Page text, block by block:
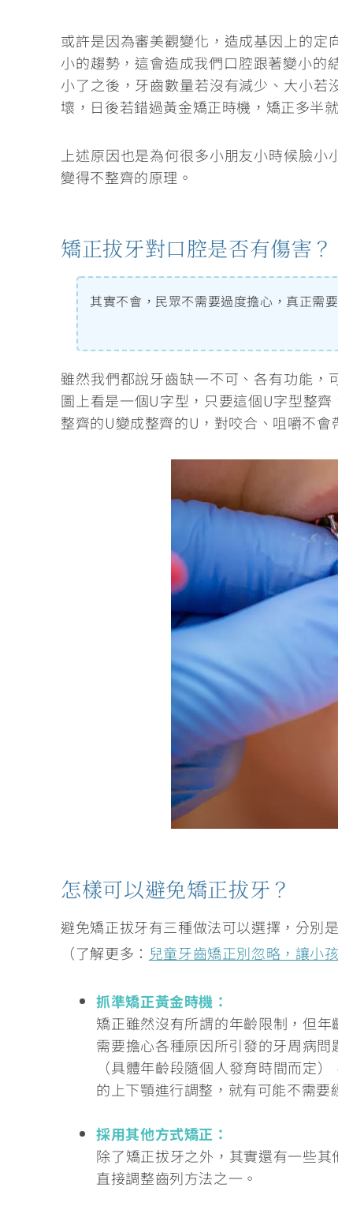
或許是因為審美觀變化，造成基因上的
小的趨勢，這會造成我們口腔跟著變小的
小了之後，牙齒數量若沒有減少、大小
壞， 日後若錯過黃金矯正時機，矯正多半
上述原因也是為何很多小朋友小時候臉
變得不整齊的原理。
矯正拔牙對口腔是否有傷害？
其實不會，民眾不需要過度擔心，真正需
雖然我們都說牙齒缺一不可、各有功能
圖上看是一個U字型，只要這個U字型整
整齊的U變成整齊的U， 對咬合、咀嚼不會
怎樣可以避免矯正拔牙？
避免矯正拔牙有三種做法可以選擇，分別是
（了解更多： 兒童牙齒矯正別忽略，讓小
抓準矯正黃金時機：
矯正雖然沒有所謂的年齡限制，但
需要擔心各種原因所引發的牙周病問
（具體年齡段隨個人發育時間而定
的上下顎進行調整，就有可能不需要
採用其他方式矯正：
除了矯正拔牙之外，其實還有一些
直接調整齒列方法之一。